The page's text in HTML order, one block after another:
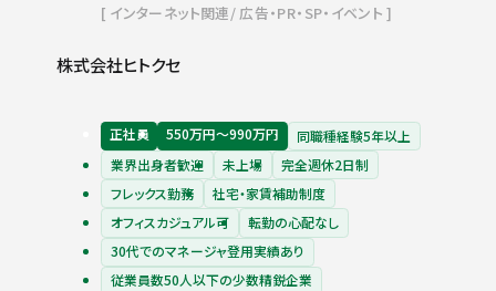
インターネット関連 広告・PR・SP・イベント
株式会社ヒトクセ
正社員 550万円〜990万円
同職種経験5年以上
業界出身者歓迎
未上場
完全週休2日制
フレックス勤務
社宅・家賃補助制度
オフィスカジュアル可
転勤の心配なし
30代でのマネージャ登用実績あり
従業員数50人以下の少数精鋭企業